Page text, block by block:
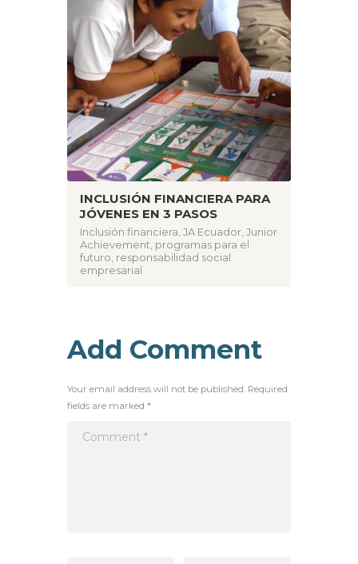
INCLUSIÓN FINANCIERA PARA
JÓVENES EN 3 PASOS
Inclusión financiera ,JA Ecuador ,Junior
Achievement programas para el
futuro responsabilidad social
empresarial
Add Comment
Your email address will not be published. Required
fields are marked *